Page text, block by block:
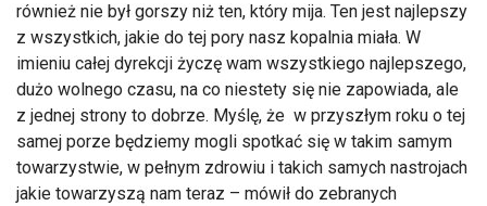
również nie był gorszy niż ten, który mija. Ten jest najlepszy
z wszystkich, jakie do tej pory nasz kopalnia miała. W
imieniu całej dyrekcji życzę wam wszystkiego najlepszego,
dużo wolnego czasu, na co niestety się nie zapowiada, ale
z jednej strony to dobrze. Myślę, że w przyszłym roku o tej
samej porze będziemy mogli spotkać się w takim samym
towarzystwie, w pełnym zdrowiu i takich samych nastrojach
jakie towarzyszą nam teraz – mówił do zebranych